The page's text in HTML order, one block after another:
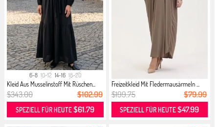
6-8 10-12 14-16 18-20
Kleid Aus Musselinstoff Mit Rüschen...
$343.00 $102.99
SPEZIELL FÜR HEUTE$61.79
Freizeitkleid Mit Fledermausärmeln ...
$199.75 $79.99
SPEZIELL FÜR HEUTE$47.99